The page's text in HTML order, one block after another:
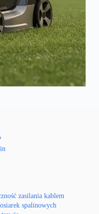
zasilania kablem
spalinowych